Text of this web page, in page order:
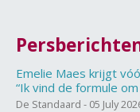
Emelie Maes krijgt
“Ik vind de formule
De Standaard - 05 July